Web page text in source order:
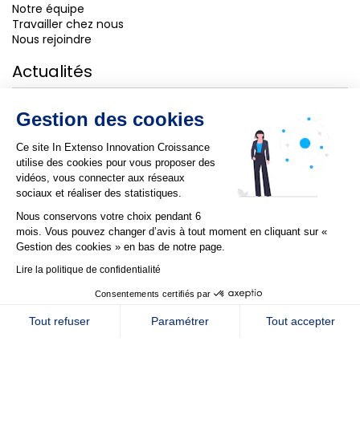
Notre équipe
Travailler chez nous
Nous rejoindre
Actualités
Notre agenda
Baromètre des levées de fonds
Téléchargements
Newsletter
Gestion des cookies
Ce site In Extenso Innovation Croissance
utilise des cookies pour vous proposer des
vidéos, vous connecter aux réseaux
sociaux et réaliser des statistiques.
Nous conservons votre choix pendant 6
mois. Vous pouvez changer d’avis à tout moment en cliquant sur «
Gestion des cookies » en bas de notre page.
Lire la politique de confidentialité
Consentements certifiés par
Tout refuser Paramétrer
Tout accepter